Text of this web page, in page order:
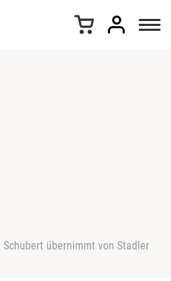
Schubert übernimmt von Stadler